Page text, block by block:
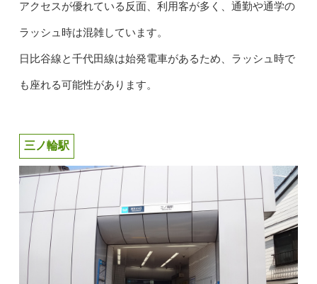
アクセスが優れている反面、利用客が多く、通勤や通学の
ラッシュ時は混雑しています。
日比谷線と千代田線は始発電車があるため、ラッシュ時で
も座れる可能性があります。
三ノ輪駅